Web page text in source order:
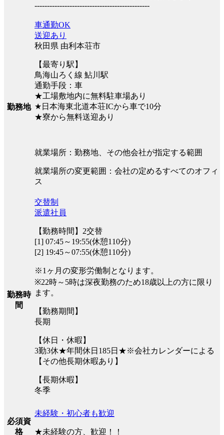
----------------------------------------------
勤務地
車通勤OK
送迎あり
秋田県 由利本荘市
【最寄り駅】
鳥海山ろく線 鮎川駅
通勤手段：車
★工場敷地内に無料駐車場あり
★日本海東北道本荘ICから車で10分
★寮から無料送迎あり
就業場所：勤務地、その他会社が指定する範囲
就業場所の変更範囲：会社の定めるすべてのオフィ
ス
勤務時
間
交替制
派遣社員
【勤務時間】2交替
[1] 07:45～19:55(休憩110分)
[2] 19:45～07:55(休憩110分)
※1ヶ月の変形労働制となります。
※22時～5時は深夜勤務のため18歳以上の方に限り
ます。
【勤務期間】
長期
【休日・休暇】
3勤3休★年間休日185日★※会社カレンダーによる
【その他長期休暇あり】
【長期休暇】
冬季
必須資
格
未経験・初心者も歓迎
★未経験の方、歓迎！！